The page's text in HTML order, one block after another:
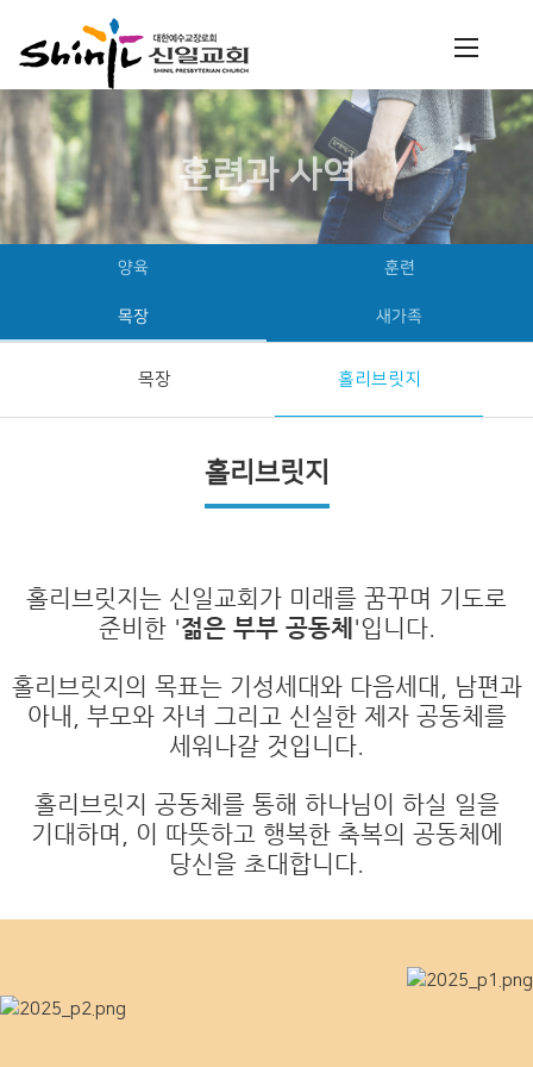
훈련과 사역
양육 훈련
목장 새가족
목장 홀리브릿지
홀리브릿지
홀리브릿지는 신일교회가 미래를 꿈꾸며 기도로
준비한 '젊은 부부 공동체 '입니다.
홀리브릿지의 목표는 기성세대와 다음세대, 남편과
아내, 부모와 자녀 그리고 신실한 제자 공동체를
세워나갈 것입니다.
홀리브릿지 공동체를 통해 하나님이 하실 일을
기대하며, 이 따뜻하고 행복한 축복의 공동체에
당신을 초대합니다.